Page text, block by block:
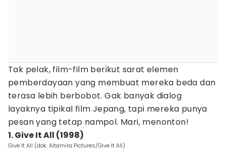
Tak pelak, film-film berikut sarat elemen
pemberdayaan yang membuat mereka beda dan
terasa lebih berbobot. Gak banyak dialog
layaknya tipikal film Jepang, tapi mereka punya
pesan yang tetap nampol. Mari, menonton!
1. Give It All (1998)
Give It All (dok. Altamira Pictures/Give It All)